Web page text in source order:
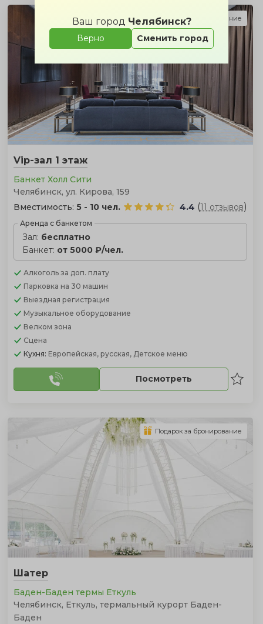
Ваш город Челябинск?
Верно Сменить город
Vip-зал 1 этаж
Банкет Холл Сити
Челябинск, ул. Кирова, 159
Вместимость: 5 - 10 чел. 4.4 (11 отзывов)
Аренда с банкетом
Зал: бесплатно
Банкет: от 5000 ₽/чел.
Алкоголь за доп. плату
Парковка на 30 машин
Выездная регистрация
Музыкальное оборудование
Велком зона
Сцена
Кухня: Европейская, русская, Детское меню
Посмотреть
Подарок за бронирование
Шатер
Баден-Баден термы Еткуль
Челябинск, Еткуль, термальный курорт Баден-
Баден
Подарок за бронирование